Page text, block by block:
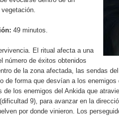
49 minutos.
El ritual afecta a una
número de éxitos obtenidos
de la zona afectada, las sendas
de forma que desvían a los
de los enemigos del Ankida que
9), para avanzar en la
por donde vinieron. Los